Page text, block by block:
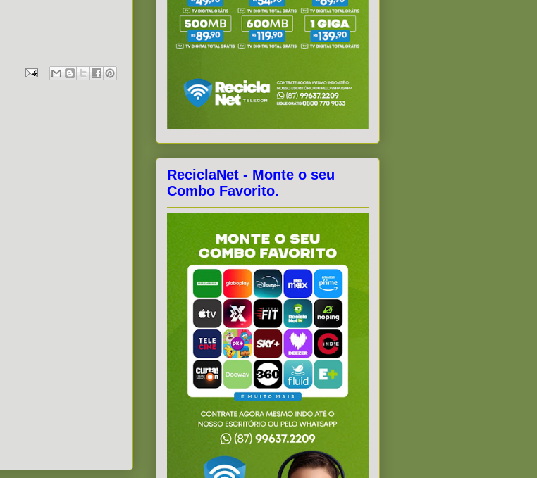
ReciclaNet - Monte o seu
Combo Favorito.